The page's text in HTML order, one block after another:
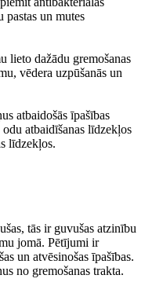
pastas un mutes
lieto dažādu gremošanas
vēdera uzpūšanās un
atbaidošās īpašības
atbaidīšanas līdzekļos
līdzekļos.
tās ir guvušas atzinību
jomā. Pētījumi ir
un atvēsinošas īpašības.
no gremošanas trakta.